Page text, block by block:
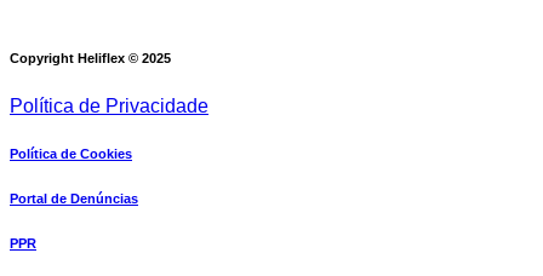
Copyright Heliflex © 2025
Política de Privacidade
Política de Cookies
Portal de Denúncias
PPR